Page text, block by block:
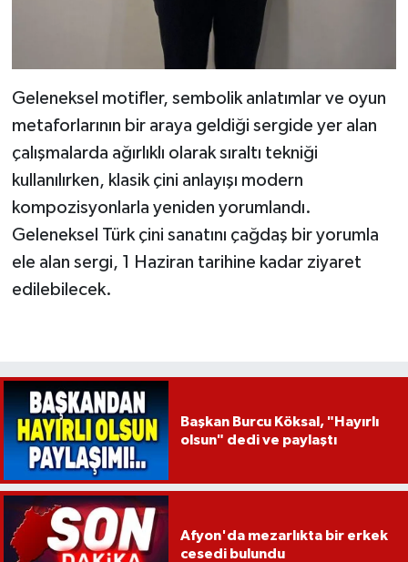
Geleneksel motifler, sembolik anlatımlar ve oyun
metaforlarının bir araya geldiği sergide yer alan
çalışmalarda ağırlıklı olarak sıraltı tekniği
kullanılırken, klasik çini anlayışı modern
kompozisyonlarla yeniden yorumlandı.
Geleneksel Türk çini sanatını çağdaş bir yorumla
ele alan sergi, 1 Haziran tarihine kadar ziyaret
edilebilecek.
Başkan Burcu Köksal, "Hayırlı
olsun" dedi ve paylaştı
Afyon'da mezarlıkta bir erkek
cesedi bulundu